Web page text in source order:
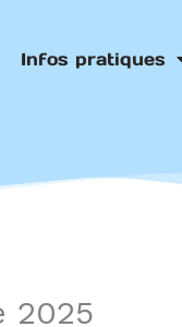
Infos pratiques
2025